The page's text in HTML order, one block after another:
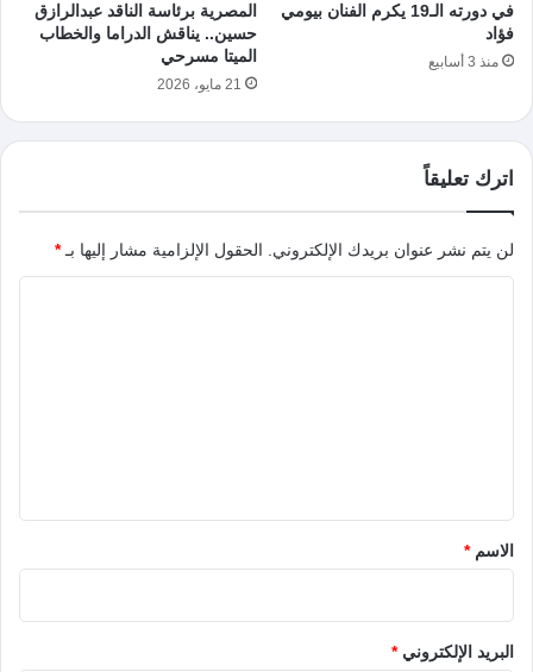
في دورته الـ19 يكرم الفنان بيومي
فؤاد
منذ 3 أسابيع
المصرية برئاسة الناقد عبدالرازق
حسين.. يناقش الدراما والخطاب
الميتا مسرحي
21 مايو، 2026
اترك تعليقاً
لن يتم نشر عنوان بريدك الإلكتروني. الحقول الإلزامية مشار إليها بـ*
*الاسم*
البريد الإلكتروني*